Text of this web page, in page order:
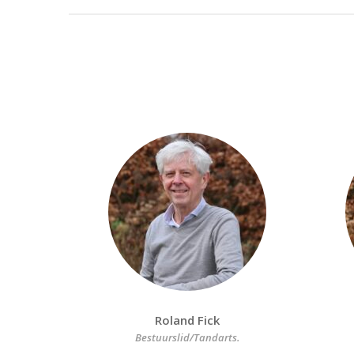
Roland Fick
Bestuurslid/Tandarts.